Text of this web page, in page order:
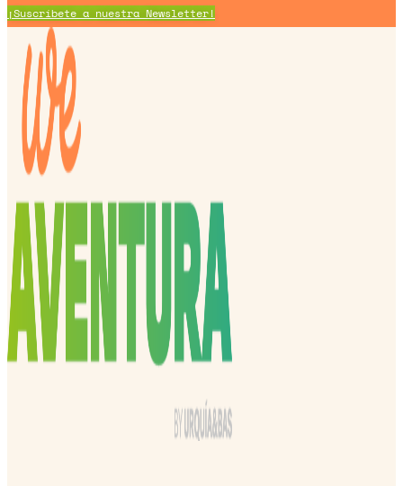
¡Suscríbete a nuestra Newsletter!